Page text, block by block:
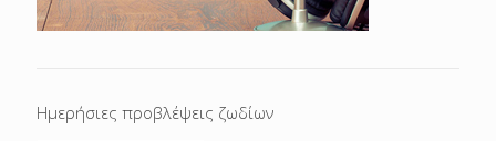
Ημερήσιες προβλέψεις ζωδίων